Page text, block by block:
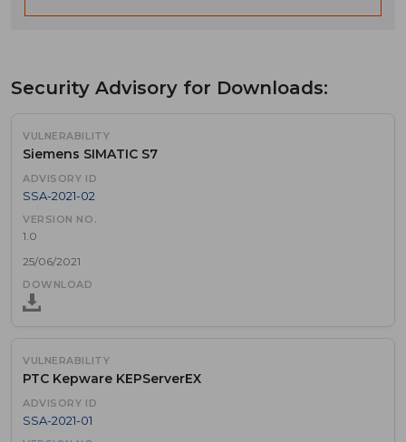
Security Advisory for Downloads:
Siemens SIMATIC S7
SSA-2021-02
1.0
25/06/2021
PTC Kepware KEPServerEX
SSA-2021-01